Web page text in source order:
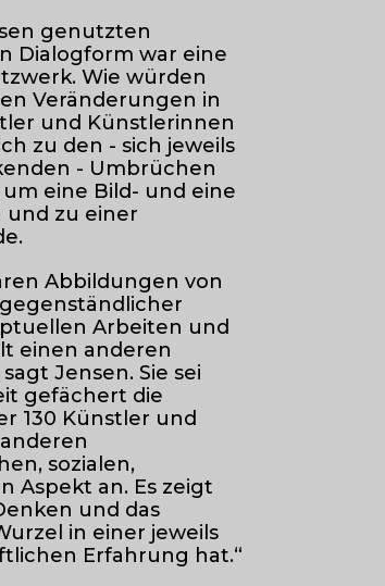
genutzten
Dialogform war eine
Wie würden
Veränderungen in
und Künstlerinnen
zu den - sich jeweils
- Umbrüchen
eine Bild- und eine
und zu einer
Abbildungen von
Arbeiten und
einen anderen
Jensen. Sie sei
gefächert die
130 Künstler und
sozialen,
Aspekt an. Es zeigt
und das
in einer jeweils
Erfahrung hat.“